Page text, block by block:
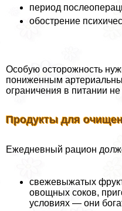
период
обострение
Особую осторожность
пониженным
ограничения в питании
Продукты для
Ежедневный рацион
свежевыжатых
овощных соков,
условиях — они